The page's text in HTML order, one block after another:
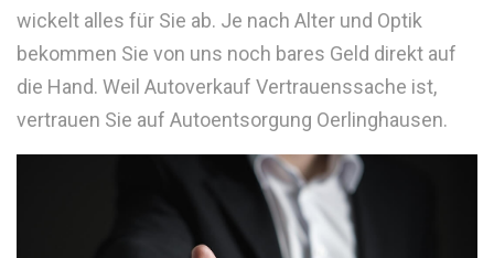
wickelt alles für Sie ab. Je nach Alter und Optik
bekommen Sie von uns noch bares Geld direkt auf
die Hand. Weil Autoverkauf Vertrauenssache ist,
vertrauen Sie auf Autoentsorgung Oerlinghausen.